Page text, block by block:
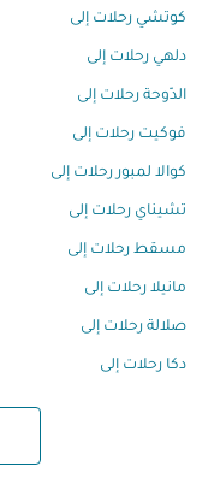
كوتشي رحلات إلى
دلهي رحلات إلى
الدّوحة رحلات إلى
فوكيت رحلات إلى
كوالا لمبور رحلات إلى
تشيناي رحلات إلى
مسقط رحلات إلى
مانيلا رحلات إلى
صلالة رحلات إلى
دكا رحلات إلى